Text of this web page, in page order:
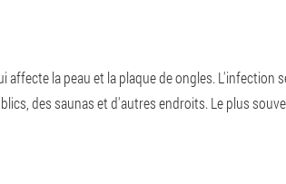
affecte la peau et la plaque de ongles. L'infection
des saunas et d'autres endroits. Le plus